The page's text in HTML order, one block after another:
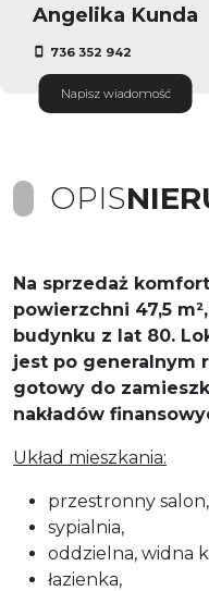
Angelika Kunda
736 352 942
Napisz wiadomość
OPIS
Na sprzedaż
powierzchni 47,5 m²
budynku z lat 80.
jest po generalnym
gotowy do
nakładów
Układ mieszkania:
przestronny salon,
sypialnia,
oddzielna, widna
łazienka,